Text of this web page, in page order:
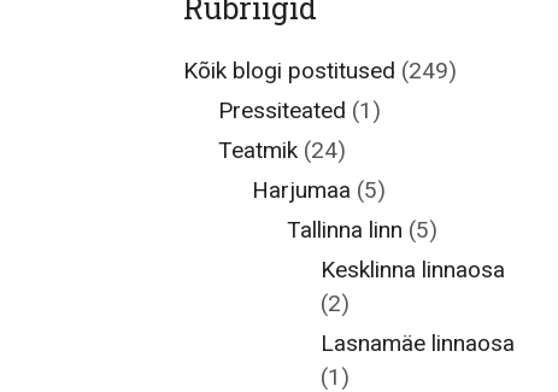
Kõik blogi postitused (249)
Pressiteated (1)
Teatmik(24)
Harjumaa (5)
Tallinna linn (5)
Kesklinna linnaosa
(2)
Lasnamäe linnaosa
(1)